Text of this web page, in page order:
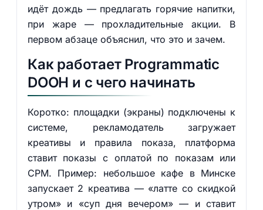
идёт дождь — предлагать горячие напитки,
при жаре — прохладительные акции. В
первом абзаце объяснил, что это и зачем.
Как работает Programmatic
DOOH и с чего начинать
Коротко: площадки (экраны) подключены к
системе, рекламодатель загружает
креативы и правила показа, платформа
ставит показы с оплатой по показам или
CPM. Пример: небольшое кафе в Минске
запускает 2 креатива — «латте со скидкой
утром» и «суп дня вечером» — и ставит